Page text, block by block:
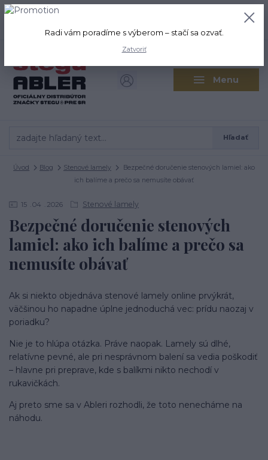
Menu
Hľadať
+421 917 280 411
0,00 EUR
Úvod Blog Stenové lamely
Bezpečné doručenie stenových lamiel: ako
ich balíme a prečo sa nemusíte obávať
15 04 2026 Stenové lamely
Bezpečné doručenie stenových
lamiel: ako ich balíme a prečo sa
nemusíte obávať
Ak si niekto objednáva stenové lamely online prvýkrát,
väčšinou ho napadne úplne jednoduchá vec: prídu naozaj v
poriadku?
Nie je to hlúpa otázka. Práve naopak. Lamely sú dlhé,
relatívne pevné, ale pri nesprávnom balení sa vedia poškodiť
– hlavne pri preprave, kde s balíkmi nikto nechodí v
rukavičkách.
Aj preto sme sa v Ableri rozhodli, že toto nenecháme na
náhodu.
Radi vám poradíme s výberom – stačí sa ozvať.
Zatvoriť